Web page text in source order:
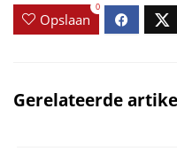
Opslaan
0
Gerelateerde